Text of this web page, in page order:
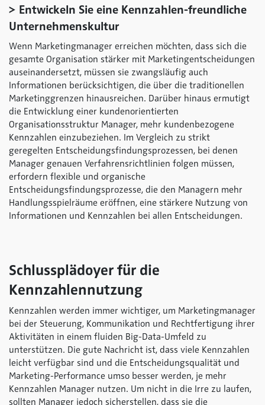
> Entwickeln Sie eine Kennzahlen-freundliche
Unternehmenskultur
Wenn Marketingmanager erreichen möchten, dass sich die
gesamte Organisation stärker mit Marketingentscheidungen
auseinandersetzt, müssen sie zwangsläufig auch
Informationen berücksichtigen, die über die traditionellen
Marketinggrenzen hinausreichen. Darüber hinaus ermutigt
die Entwicklung einer kundenorientierten
Organisationsstruktur Manager, mehr kundenbezogene
Kennzahlen einzubeziehen. Im Vergleich zu strikt
geregelten Entscheidungsfindungsprozessen, bei denen
Manager genauen Verfahrensrichtlinien folgen müssen,
erfordern flexible und organische
Entscheidungsfindungsprozesse, die den Managern mehr
Handlungsspielräume eröffnen, eine stärkere Nutzung von
Informationen und Kennzahlen bei allen Entscheidungen.
Schlussplädoyer für die
Kennzahlennutzung
Kennzahlen werden immer wichtiger, um Marketingmanager
bei der Steuerung, Kommunikation und Rechtfertigung ihrer
Aktivitäten in einem fluiden Big-Data-Umfeld zu
unterstützen. Die gute Nachricht ist, dass viele Kennzahlen
leicht verfügbar sind und die Entscheidungsqualität und
Marketing-Performance umso besser werden, je mehr
Kennzahlen Manager nutzen. Um nicht in die Irre zu laufen,
sollten Manager jedoch sicherstellen, dass sie die